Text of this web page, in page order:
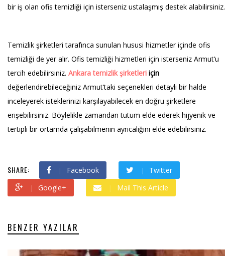
bir iş olan ofis temizliği için isterseniz ustalaşmış destek alabilirsiniz.
Temizlik şirketleri tarafınca sunulan hususi hizmetler içinde ofis
temizliği de yer alır. Ofis temizliği hizmetleri için isterseniz Armut’u
tercih edebilirsiniz. Ankara temizlik şirketleri için
değerlendirebileceğiniz Armut’taki seçenekleri detaylı bir halde
inceleyerek isteklerinizi karşılayabilecek en doğru şirketlere
erişebilirsiniz. Böylelikle zamandan tutum elde ederek hijyenik ve
tertipli bir ortamda çalışabilmenin ayrıcalığını elde edebilirsiniz.
SHARE: Facebook
Twitter
Google+
Mail This Article
BENZER YAZILAR